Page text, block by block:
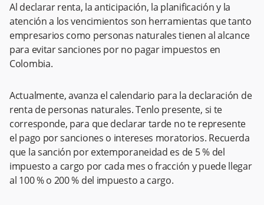
Al declarar renta, la anticipación, la planificación y la
atención a los vencimientos son herramientas que tanto
empresarios como personas naturales tienen al alcance
para evitar sanciones por no pagar impuestos en
Colombia.
Actualmente, avanza el calendario para la declaración de
renta de personas naturales. Tenlo presente, si te
corresponde, para que declarar tarde no te represente
el pago por sanciones o intereses moratorios. Recuerda
que la sanción por extemporaneidad es de 5 % del
impuesto a cargo por cada mes o fracción y puede llegar
al 100 % o 200 % del impuesto a cargo.